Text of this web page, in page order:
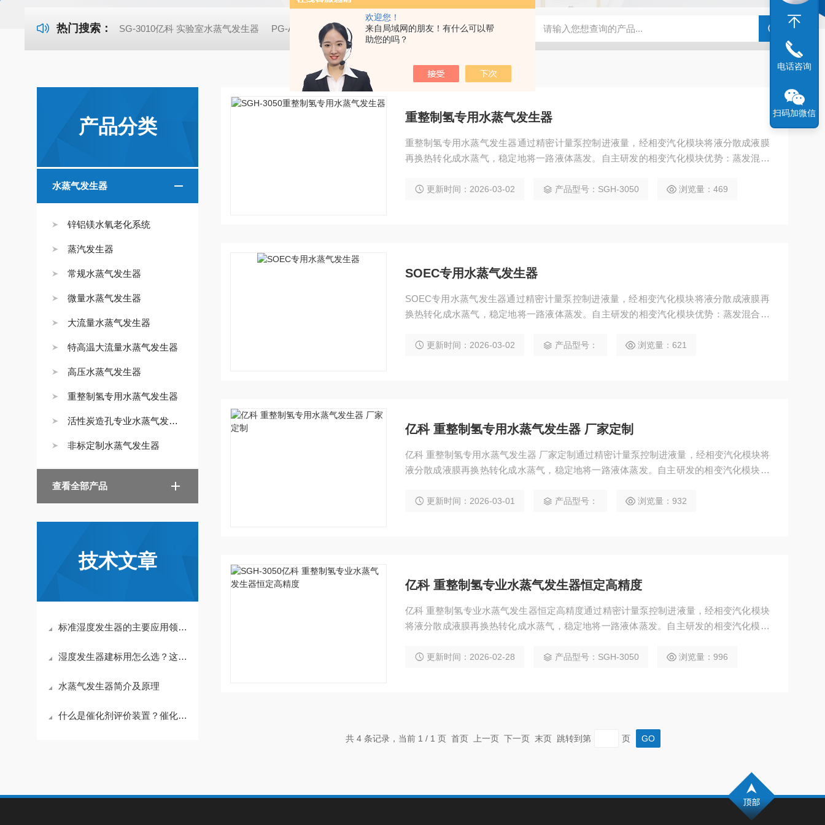
欢迎您！
来自局域网的朋友！有什么可以帮
助您的吗？
热门搜索： SG-3010亿科 实验室水蒸气发生器 PG-A01空气净化实验用香烟烟雾发生器 亿科 实验室SCR脱硝催化剂评价装置 亿科 实验室催化剂评价系统微反装置 HG-05A湿
产品分类
水蒸气发生器
锌铝镁水氧老化系统
蒸汽发生器
常规水蒸气发生器
微量水蒸气发生器
大流量水蒸气发生器
特高温大流量水蒸气发生器
高压水蒸气发生器
重整制氢专用水蒸气发生器
活性炭造孔专业水蒸气发生器
非标定制水蒸气发生器
查看全部产品
技术文章
标准湿度发生器的主要应用领域及使用条件
湿度发生器建标用怎么选？这份避坑指南请收好
水蒸气发生器简介及原理
什么是催化剂评价装置？催化剂评价装置应用在哪些领域？
重整制氢专用水蒸气发生器
重整制氢专用水蒸气发生器通过精密计量泵控制进液量，经相变汽化模块将液分散成液膜
再换热转化成水蒸气，稳定地将一路液体蒸发。自主研发的相变汽化模块优势：蒸发混合
更新时间：2026-03-02 产品型号：SGH-3050 浏览量：469
SOEC专用水蒸气发生器
SOEC专用水蒸气发生器通过精密计量泵控制进液量，经相变汽化模块将液分散成液膜再
换热转化成水蒸气，稳定地将一路液体蒸发。自主研发的相变汽化模块优势：蒸发混合稳
更新时间：2026-03-02 产品型号： 浏览量：621
亿科 重整制氢专用水蒸气发生器 厂家定制
亿科 重整制氢专用水蒸气发生器 厂家定制通过精密计量泵控制进液量，经相变汽化模块将
液分散成液膜再换热转化成水蒸气，稳定地将一路液体蒸发。自主研发的相变汽化模块优
更新时间：2026-03-01 产品型号： 浏览量：932
亿科 重整制氢专业水蒸气发生器恒定高精度
亿科 重整制氢专业水蒸气发生器恒定高精度通过精密计量泵控制进液量，经相变汽化模块
将液分散成液膜再换热转化成水蒸气，稳定地将一路液体蒸发。自主研发的相变汽化模块
更新时间：2026-02-28 产品型号：SGH-3050 浏览量：996
共 4 条记录，当前 1 / 1 页 首页 上一页 下一页 末页 跳转到第 页
电话咨询
扫码加微信